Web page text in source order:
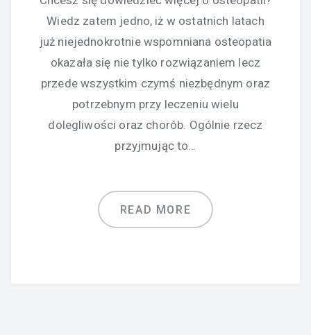
Wiedz zatem jedno, iż w ostatnich latach
już niejednokrotnie wspomniana osteopatia
okazała się nie tylko rozwiązaniem lecz
przede wszystkim czymś niezbędnym oraz
potrzebnym przy leczeniu wielu
dolegliwości oraz chorób. Ogólnie rzecz
przyjmując to…
READ MORE